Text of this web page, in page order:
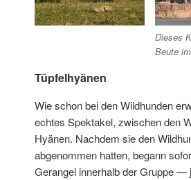
Dieses
Beute
Tüpfelhyänen
Wie schon bei den Wildhunden
echtes Spektakel, zwischen den
Hyänen. Nachdem sie den
abgenommen hatten, begann
Gerangel innerhalb der Gruppe —